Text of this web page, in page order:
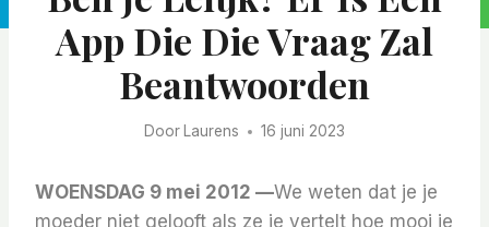
App Die Die Vraag Zal
Beantwoorden
Door Laurens 16 juni 2023
WOENSDAG 9 mei 2012 —We weten dat je je
moeder niet gelooft als ze je vertelt hoe mooi je